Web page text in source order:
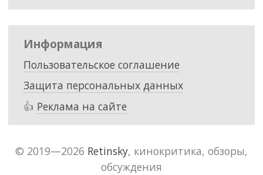
Информация
Пользовательское соглашение
Защита персональных данных
👍 Реклама на сайте
© 2019—2026 Retinsky, кинокритика, обзоры,
обсуждения